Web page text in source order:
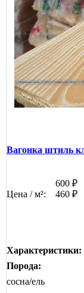
Вагонка штиль
600 ₽
Цена / м²:
460 ₽
Характеристики:
Порода:
сосна/ель